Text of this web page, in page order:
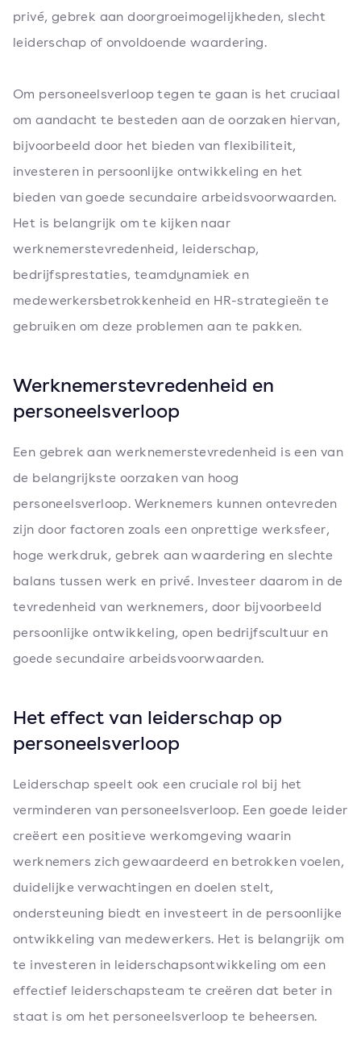
privé, gebrek aan doorgroeimogelijkheden, slecht
leiderschap of onvoldoende waardering.
Om personeelsverloop tegen te gaan is het cruciaal
om aandacht te besteden aan de oorzaken hiervan,
bijvoorbeeld door het bieden van flexibiliteit,
investeren in persoonlijke ontwikkeling en het
bieden van goede secundaire arbeidsvoorwaarden.
Het is belangrijk om te kijken naar
werknemerstevredenheid, leiderschap,
bedrijfsprestaties, teamdynamiek en
medewerkersbetrokkenheid en HR-strategieën te
gebruiken om deze problemen aan te pakken.
Werknemerstevredenheid en
personeelsverloop
Een gebrek aan werknemerstevredenheid is een van
de belangrijkste oorzaken van hoog
personeelsverloop. Werknemers kunnen ontevreden
zijn door factoren zoals een onprettige werksfeer,
hoge werkdruk, gebrek aan waardering en slechte
balans tussen werk en privé. Investeer daarom in de
tevredenheid van werknemers, door bijvoorbeeld
persoonlijke ontwikkeling, open bedrijfscultuur en
goede secundaire arbeidsvoorwaarden.
Het effect van leiderschap op
personeelsverloop
Leiderschap speelt ook een cruciale rol bij het
verminderen van personeelsverloop. Een goede leider
creëert een positieve werkomgeving waarin
werknemers zich gewaardeerd en betrokken voelen,
duidelijke verwachtingen en doelen stelt,
ondersteuning biedt en investeert in de persoonlijke
ontwikkeling van medewerkers. Het is belangrijk om
te investeren in leiderschapsontwikkeling om een ​​
effectief leiderschapsteam te creëren dat beter in
staat is om het personeelsverloop te beheersen.